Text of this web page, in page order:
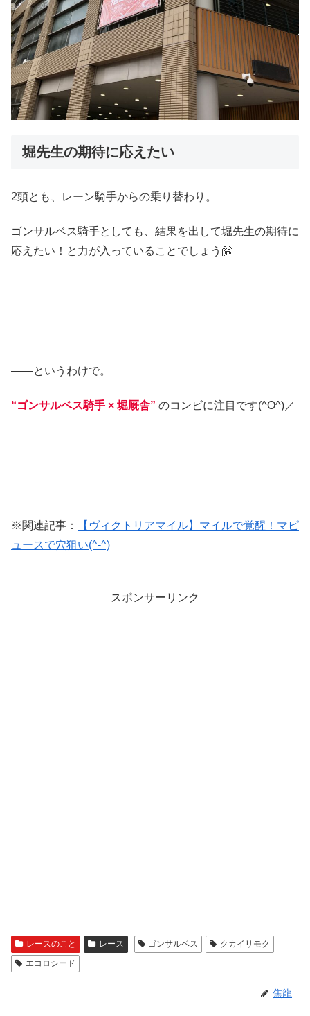
堀先生の期待に応えたい
2頭とも、レーン騎手からの乗り替わり。
ゴンサルベス騎手としても、結果を出して堀先生の期待に
応えたい！と力が入っていることでしょう🤗
――というわけで。
“ゴンサルベス騎手 × 堀厩舎” のコンビに注目です(^O^)／
※関連記事：
【ヴィクトリアマイル】マイルで覚醒！マピ
ュースで穴狙い(^-^)
スポンサーリンク
レースのこと レース ゴンサルベス
クカイリモク
エコロシード
焦龍